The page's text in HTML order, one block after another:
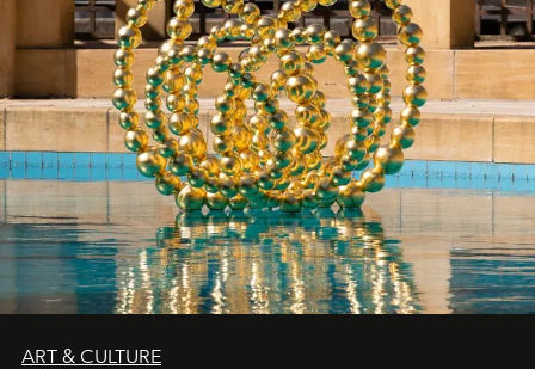
ART & CULTURE